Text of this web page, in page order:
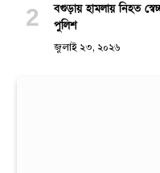
বগুড়ায় হামলায় নিহত
পুলিশ
জুলাই ২৩, ২০২৬